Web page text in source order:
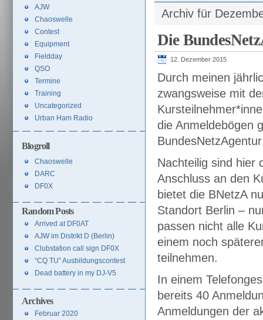
Archiv für
Die
12. Dezember 2015
Durch meinen
zwangsweise mit
die Anmeldebögen
Nachteilig sind hier
Anschluss an den
bietet die BNetzA
Standort Berlin –
passen nicht alle
einem noch
teilnehmen.
In einem
bereits 40
Anmeldungen der
AJW
Chaoswelle
Contest
Equipment
Fieldday
QSO
Termine
Training
Uncategorized
Urban Ham Radio
Blogroll
Chaoswelle
DARC
DF0X
Random Posts
Arrived at DF0AT
AJW im Distrikt D (Berlin)
Clubstation call sign DF0X
“CQ TU” Ausbildungscontest
Dead battery in my DJ-V5
Archives
Februar 2020